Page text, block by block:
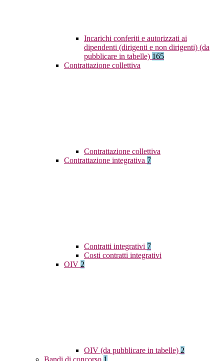
Incarichi conferiti e autorizzati ai
dipendenti (dirigenti e non dirigenti) (da
pubblicare in tabelle) 165
Contrattazione collettiva
Contrattazione collettiva
Contrattazione integrativa 7
Contratti integrativi 7
Costi contratti integrativi
OIV 2
OIV (da pubblicare in tabelle) 2